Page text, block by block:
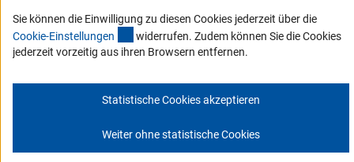
Impressum Datenschutz Cookie-Einstellungen
Sie können die Einwilligung zu diesen Cookies jederzeit über die
Cookie-Einstellungen (interner Link)
widerrufen. Zudem können Sie die Cookies
jederzeit vorzeitig aus ihren Browsern entfernen.
Statistische Cookies akzeptieren
Weiter ohne statistische Cookies